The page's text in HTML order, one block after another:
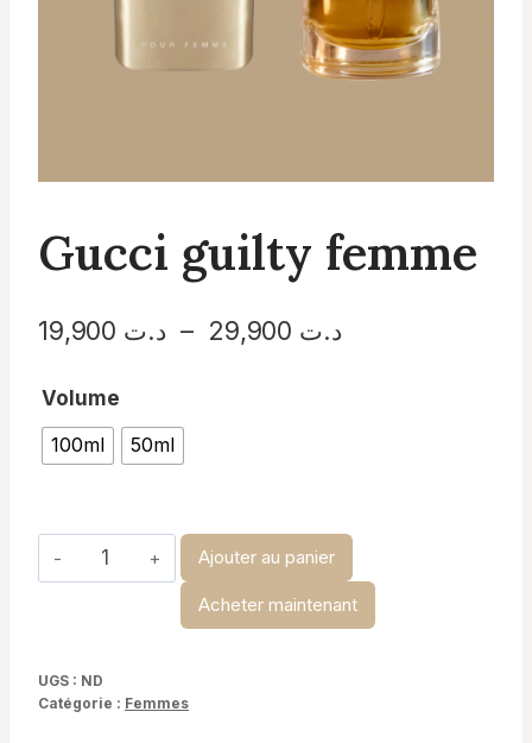
Gucci guilty femme
د.ت – د.تPlage
Volume
100ml
50ml
quantité
de
femme
Ajouter au panier
Acheter maintenant
UGS : ND
Catégorie : Femmes